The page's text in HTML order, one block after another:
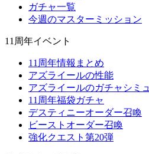
ガチャ一覧
今週のマスターミッション
11周年イベント
11周年情報まとめ
アズライールの性能
アズライールのガチャシミュ
11周年福袋ガチャ
デスティニーオーダー召喚
ビーストオーダー召喚
強化クエスト第20弾